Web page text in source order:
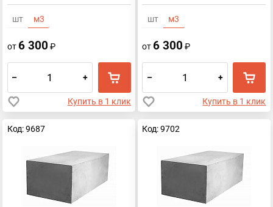
шт м3
от 6 300 ₽
– +
Купить в 1 клик
шт м3
от 6 300 ₽
– +
Купить в 1 клик
Код: 9687 Код: 9702